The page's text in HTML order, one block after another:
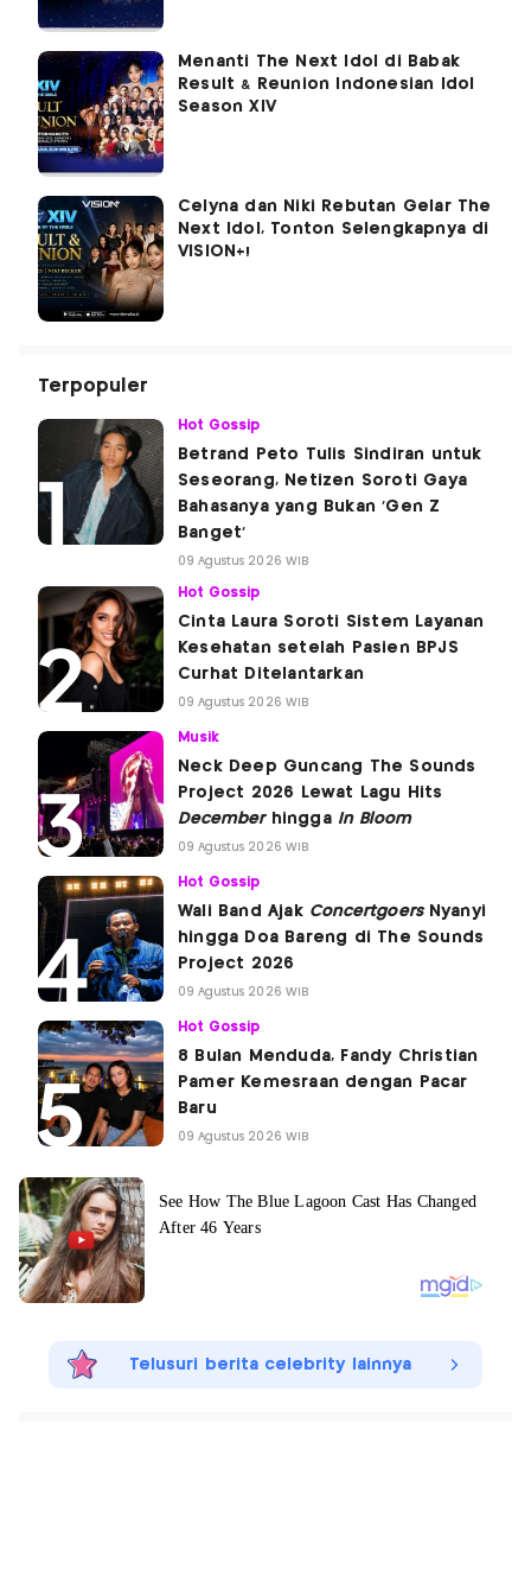
Menanti The Next Idol di Babak
Result & Reunion Indonesian Idol
Season XIV
Celyna dan Niki Rebutan Gelar The
Next Idol, Tonton Selengkapnya di
VISION+!
Terpopuler
Hot Gossip
Betrand Peto Tulis Sindiran untuk
Seseorang, Netizen Soroti Gaya
Bahasanya yang Bukan 'Gen Z
Banget'
09 Agustus 2026 WIB
Hot Gossip
Cinta Laura Soroti Sistem Layanan
Kesehatan setelah Pasien BPJS
Curhat Ditelantarkan
09 Agustus 2026 WIB
Musik
Neck Deep Guncang The Sounds
Project 2026 Lewat Lagu Hits
Decemberhingga In Bloom
09 Agustus 2026 WIB
Hot Gossip
Wali Band Ajak ConcertgoersNyanyi
hingga Doa Bareng di The Sounds
Project 2026
09 Agustus 2026 WIB
Hot Gossip
8 Bulan Menduda, Fandy Christian
Pamer Kemesraan dengan Pacar
Baru
09 Agustus 2026 WIB
Telusuri berita celebrity lainnya